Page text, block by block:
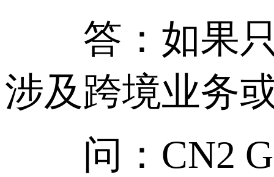
答：如果只
涉及跨境业务
问：CN2 GT